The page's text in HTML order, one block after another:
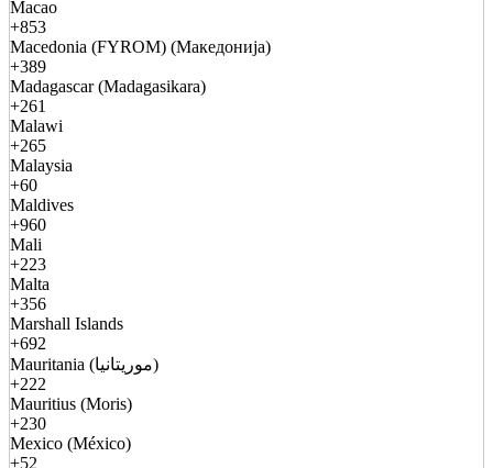
Macao
+853
Macedonia (FYROM) (Македонија)
+389
Madagascar (Madagasikara)
+261
Malawi
+265
Malaysia
+60
Maldives
+960
Mali
+223
Malta
+356
Marshall Islands
+692
Mauritania (موريتانيا)
+222
Mauritius (Moris)
+230
Mexico (México)
+52